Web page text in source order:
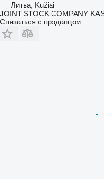
Литва, Kužiai
JOINT STOCK COMPANY
Связаться с продавцом